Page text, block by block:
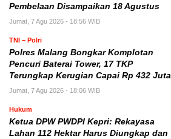
Pembelaan Disampaikan 18 Agustus
Jumat, 7 Agu 2026 - 18:56 WIB
TNI – Polri
Polres Malang Bongkar Komplotan
Pencuri Baterai Tower, 17 TKP
Terungkap Kerugian Capai Rp 432 Juta
Jumat, 7 Agu 2026 - 18:06 WIB
Hukum
Ketua DPW PWDPI Kepri: Rekayasa
Lahan 112 Hektar Harus Diungkap dan